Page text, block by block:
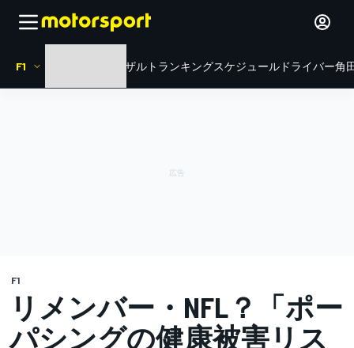
F1 リザルト ランキングスケジュール ドライバー角
F1
リメンバー・NFL？「ポー
パシングの健康被害リス